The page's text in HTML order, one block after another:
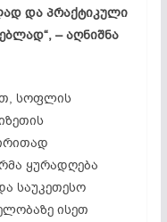
და პრაქტიკული
– აღნიშნა
სოფლის
ყურადღება
საუკეთესო
ისეთ